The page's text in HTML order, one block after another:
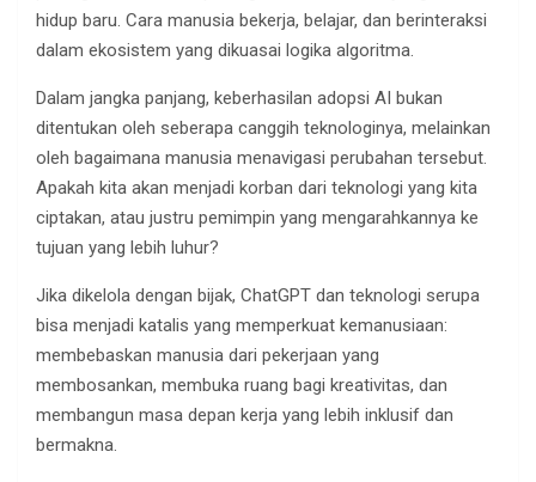
hidup baru. Cara manusia bekerja, belajar, dan berinteraksi
dalam ekosistem yang dikuasai logika algoritma.
Dalam jangka panjang, keberhasilan adopsi AI bukan
ditentukan oleh seberapa canggih teknologinya, melainkan
oleh bagaimana manusia menavigasi perubahan tersebut.
Apakah kita akan menjadi korban dari teknologi yang kita
ciptakan, atau justru pemimpin yang mengarahkannya ke
tujuan yang lebih luhur?
Jika dikelola dengan bijak, ChatGPT dan teknologi serupa
bisa menjadi katalis yang memperkuat kemanusiaan:
membebaskan manusia dari pekerjaan yang
membosankan, membuka ruang bagi kreativitas, dan
membangun masa depan kerja yang lebih inklusif dan
bermakna.